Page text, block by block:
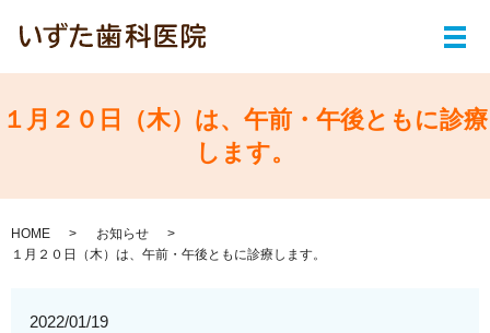
メ
１月２０日（木）は、午前・午後ともに診療
します。
HOME
お知らせ
１月２０日（木）は、午前・午後ともに診療します。
2022/01/19